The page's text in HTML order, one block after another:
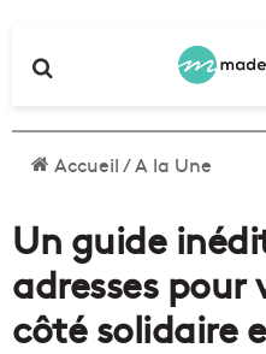
Accueil/A la Une
Un guide
adresses pour
côté solidaire